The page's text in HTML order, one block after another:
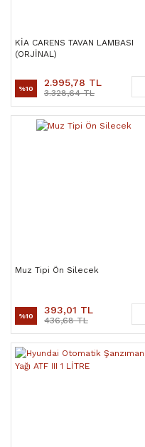
KİA CARENS TAVAN LAMBASI
(ORJİNAL)
%10 2.995,78 TL
3.328,64 TL
Muz Tipi Ön Silecek
%10 393,01 TL
436,68 TL